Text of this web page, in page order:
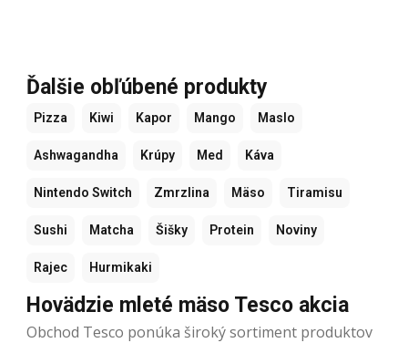
Ďalšie obľúbené produkty
Pizza Kiwi Kapor Mango Maslo
Ashwagandha Krúpy Med Káva
Nintendo Switch Zmrzlina Mäso Tiramisu
Sushi Matcha Šišky Protein Noviny
Rajec Hurmikaki
Hovädzie mleté ​​mäso Tesco akcia
Obchod Tesco ponúka široký sortiment produktov